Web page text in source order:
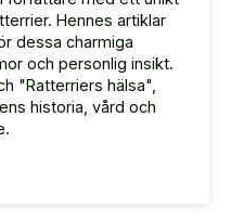
Hennes artiklar
dessa charmiga
och personlig insikt.
"Ratterriers hälsa",
historia, vård och